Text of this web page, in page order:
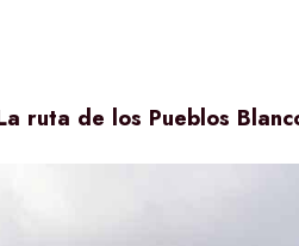
ruta de los Pueblos